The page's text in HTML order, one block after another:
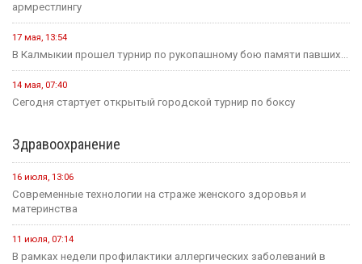
армрестлингу
17 мая, 13:54
В Калмыкии прошел турнир по рукопашному бою памяти павших...
14 мая, 07:40
Сегодня стартует открытый городской турнир по боксу
Здравоохранение
16 июля, 13:06
Современные технологии на страже женского здоровья и
материнства
11 июля, 07:14
В рамках недели профилактики аллергических заболеваний в